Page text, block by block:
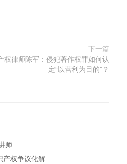
下一篇
权律师陈军：侵犯著作权罪如何认
定“以营利为目的”？
师
产权争议化解